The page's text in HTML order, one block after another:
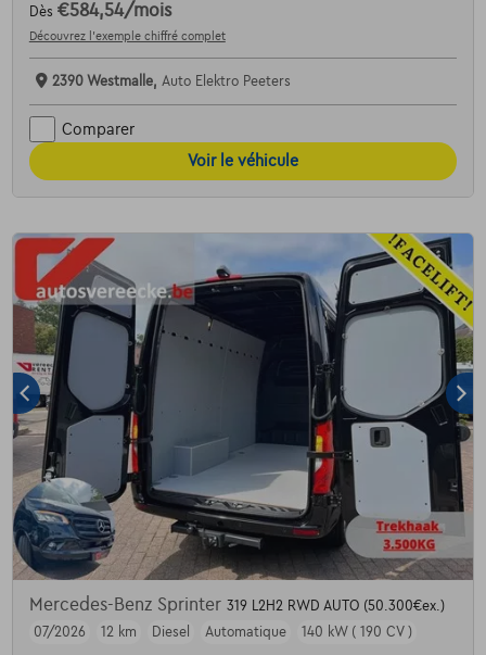
Dès €584,54/mois
Découvrez l’exemple chiffré complet
2390 Westmalle, Auto Elektro Peeters
Comparer
Voir le véhicule
Mercedes-Benz Sprinter 319 L2H2 RWD AUTO (50.300€ex.)
07/2026
12 km Diesel Automatique 140 kW ( 190 CV )